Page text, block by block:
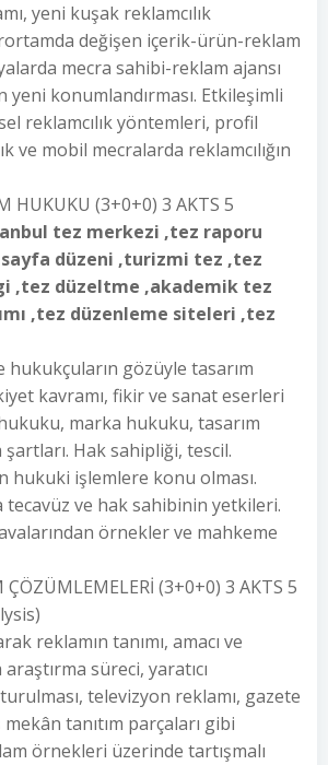
yeni kuşak reklamcılık
değişen içerik-ürün-reklam
mecra sahibi-reklam ajansı
konumlandırması. Etkileşimli
reklamcılık yöntemleri, profil
ve mobil mecralarda reklamcılığın
HUKUKU (3+0+0) 3 AKTS 5
tez merkezi ,tez raporu
sayfa düzeni ,turizmi tez ,tez
,tez düzeltme ,akademik tez
,tez düzenleme siteleri ,tez
hukukçuların gözüyle tasarım
kavramı, fikir ve sanat eserleri
marka hukuku, tasarım
Hak sahipliği, tescil.
hukuki işlemlere konu olması.
tecavüz ve hak sahibinin yetkileri.
örnekler ve mahkeme
ÇÖZÜMLEMELERİ (3+0+0) 3 AKTS 5
reklamın tanımı, amacı ve
süreci, yaratıcı
televizyon reklamı, gazete
mekân tanıtım parçaları gibi
örnekleri üzerinde tartışmalı